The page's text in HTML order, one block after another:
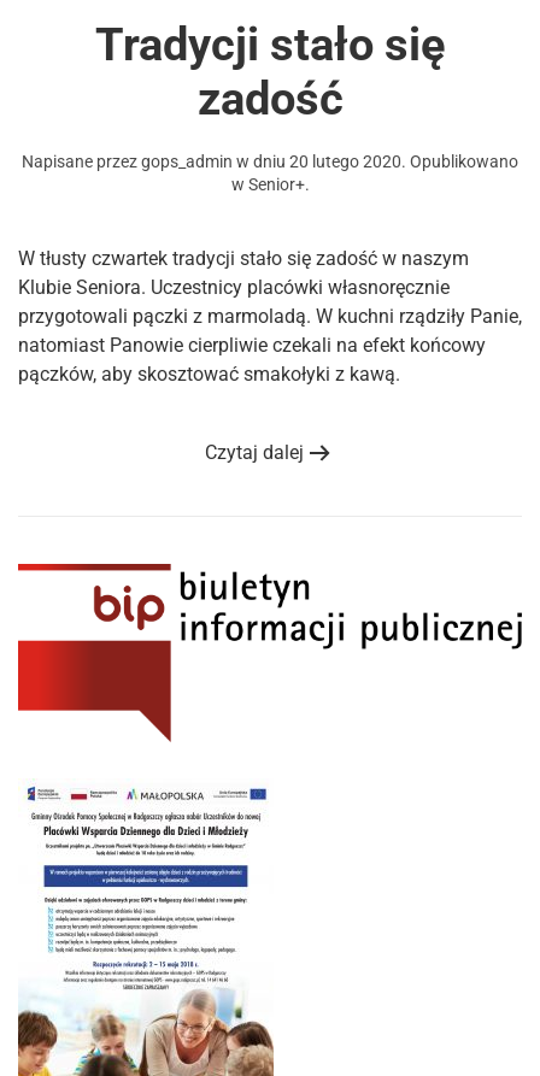
Tradycji stało się
zadość
Napisane przezgops_admin w dniu 20 lutego 2020. Opublikowano
w Senior+.
W tłusty czwartek tradycji stało się zadość w naszym
Klubie Seniora. Uczestnicy placówki własnoręcznie
przygotowali pączki z marmoladą. W kuchni rządziły Panie,
natomiast Panowie cierpliwie czekali na efekt końcowy
pączków, aby skosztować smakołyki z kawą.
Czytaj dalej